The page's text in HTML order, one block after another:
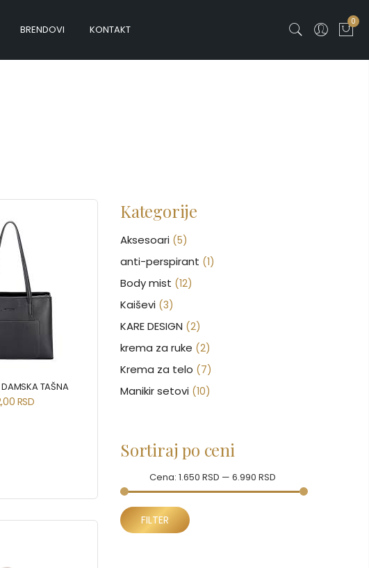
BRENDOVI KONTAKT
0
TAŠNA
RSD
Kategorije
Aksesoari (5)
anti-perspirant (1)
Body mist (12)
Kaiševi (3)
KARE DESIGN (2)
krema za ruke (2)
Krema za telo (7)
Manikir setovi (10)
Nega lica (88)
Nega tela (93)
Neseseri
Novčanici (43)
Sortiraj po ceni
FILTER
Cena: 1.650 RSD — 6.990 RSD